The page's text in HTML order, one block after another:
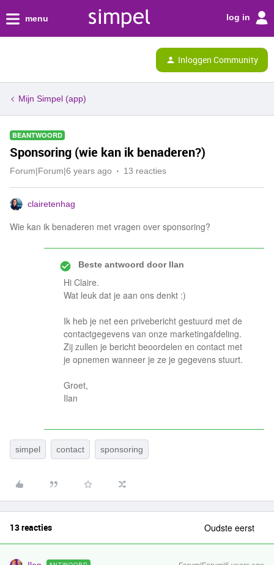
menu log in
Inloggen Community
Mijn Simpel (app)
BEANTWOORD
Sponsoring (wie kan ik benaderen?)
Forum|Forum|6 years ago 13 reacties
clairetenhag
Wie kan ik benaderen met vragen over sponsoring?
Beste antwoord doorIlan
Hi Claire.
Wat leuk dat je aan ons denkt :)
Ik heb je net een privebericht gestuurd met de
contactgegevens van onze marketingafdeling.
Zij zullen je bericht beoordelen en contact met
je opnemen wanneer je ze je gegevens stuurt.
Groet,
Ilan
simpel contact sponsoring
13 reacties Oudste eerst